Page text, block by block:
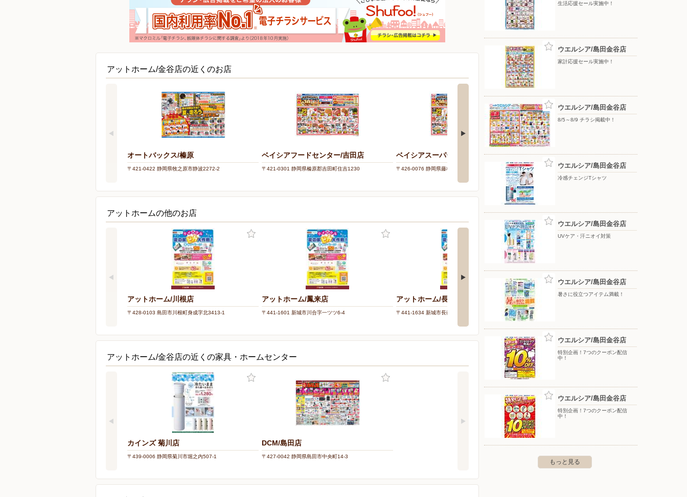
アットホーム/金谷店の近くのお店
オートバックス/榛原
〒421-0422 静岡県牧之原市静波2272-2
ベイシアフードセンター/吉田店
〒421-0301 静岡県榛原郡吉田町住吉1230
ベイシアスーパーマーケット/藤枝店
〒426-0076 静岡県藤枝市内瀬戸32-3
バースデイ/島田店
〒427-0058 静岡県島田市祇園町8923-17
アットホームの他のお店
アットホーム/川根店
〒428-0103 島田市川根町身成字北3413-1
アットホーム/鳳来店
〒441-1601 新城市川合字一ツツ6-4
アットホーム/長篠店
〒441-1634 新城市長篠字宮ノ前14
アットホーム/国府店
〒442-0854 豊川市国府町桜田7
アットホーム/金谷店の近くの家具・ホームセンター
カインズ 菊川店
〒439-0006 静岡県菊川市堀之内507-1
DCM/島田店
〒427-0042 静岡県島田市中央町14-3
生活応援セール実施中！
ウエルシア/島田金谷店
家計応援セール実施中！
ウエルシア/島田金谷店
8/5～8/9 チラシ掲載中！
ウエルシア/島田金谷店
冷感チェンジTシャツ
ウエルシア/島田金谷店
UVケア・汗ニオイ対策
ウエルシア/島田金谷店
暑さに役立つアイテム満載！
ウエルシア/島田金谷店
特別企画！7つのクーポン配信
中！
ウエルシア/島田金谷店
特別企画！7つのクーポン配信
中！
もっと見る